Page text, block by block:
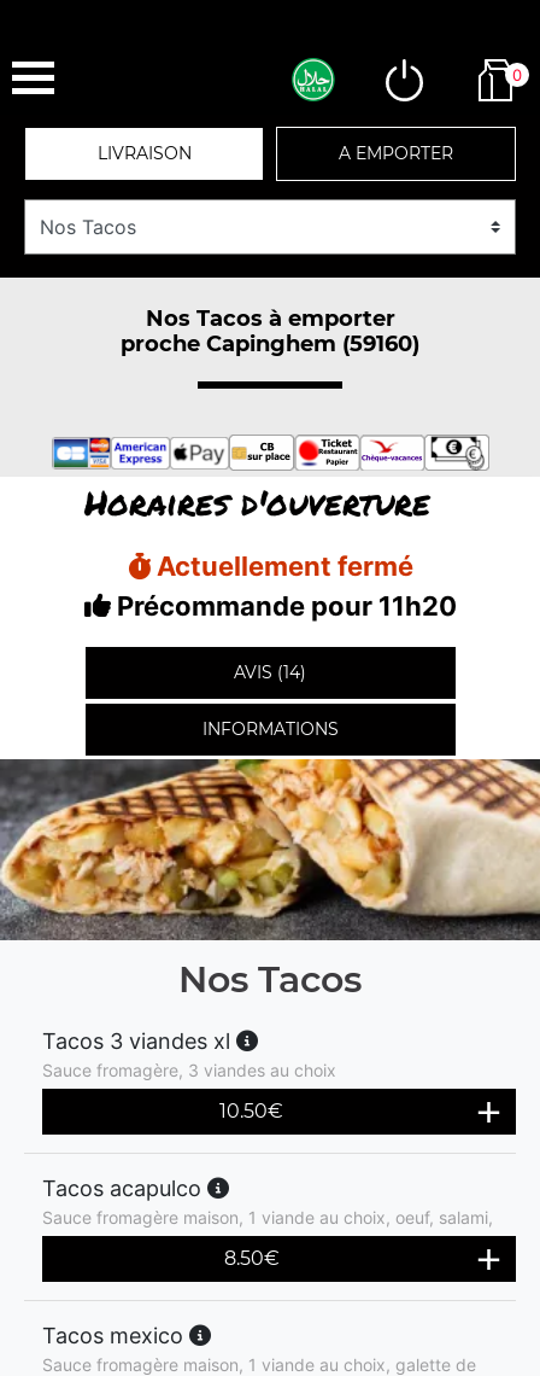
0
LIVRAISON A EMPORTER
Nos Tacos à emporter
proche Capinghem (59160)
Horaires d'ouverture
Actuellement fermé
Précommande pour 11h20
AVIS (14)
INFORMATIONS
Nos Tacos
Tacos 3 viandes xl
Sauce fromagère, 3 viandes au choix
10.50€
Tacos acapulco
Sauce fromagère maison, 1 viande au choix, oeuf, salami,
8.50€
Tacos mexico
Sauce fromagère maison, 1 viande au choix, galette de